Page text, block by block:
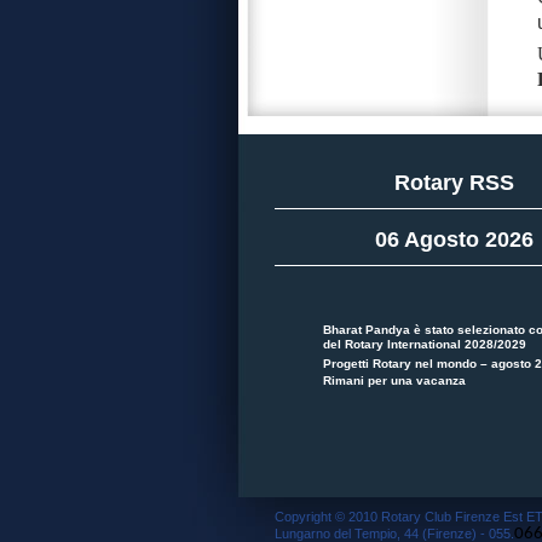
Rotary RSS
06 Agosto 2026
Bharat Pandya è stato selezionato
del Rotary International 2028/2029
Progetti Rotary nel mondo – agosto
Rimani per una vacanza
Copyright © 2010 Rotary Club Firenze Est
Lungarno del Tempio, 44 (Firenze) - 055.